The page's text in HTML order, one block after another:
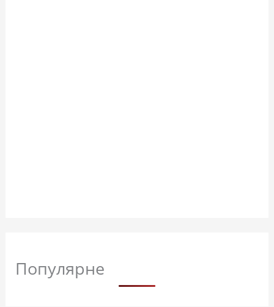
Популярне